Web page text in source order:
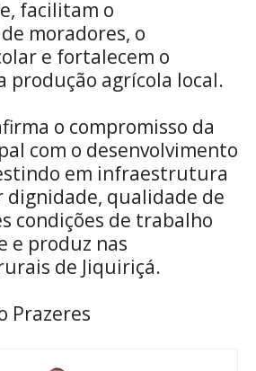
facilitam o
moradores, o
e fortalecem o
produção agrícola local.
o compromisso da
com o desenvolvimento
em infraestrutura
dignidade, qualidade de
condições de trabalho
e produz nas
de Jiquiriçá.
Prazeres